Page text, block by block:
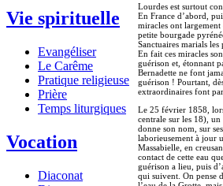
Vie spirituelle
Evangéliser
Le Carême
Pratique religieuse
Prière
Temps liturgiques
Vocation
Diaconat
Lourdes est surtout
En France d’abord,
miracles ont
petite bourgade
Sanctuaires marials les
En fait ces miracles
guérison et, étonnant
Bernadette ne font
guérison ! Pourtant,
extraordinaires font
Le 25 février 1858,
centrale sur les 18),
donne son nom, sur
laborieusement à jour
Massabielle, en
contact de cette eau
guérison a lieu, puis
qui suivent. On pense